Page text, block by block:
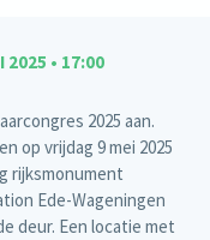
2025 • 17:00
2025 aan.
op vrijdag 9 mei 2025
rijksmonument
Ede-Wageningen
deur. Een locatie met